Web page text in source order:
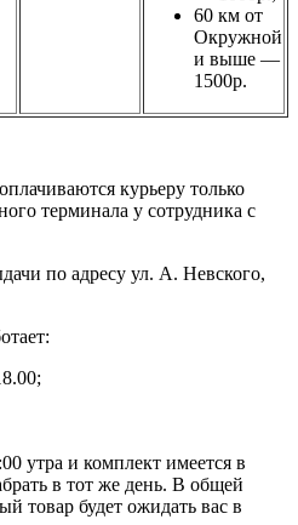
60 км от
Окружной
и выше —
1500р.
курьеру только
терминала у сотрудника с
по адресу ул. А. Невского,
утра и комплект имеется в
в тот же день. В общей
товар будет ожидать вас в